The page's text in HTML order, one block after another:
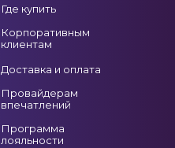
Где купить
Корпоративным
клиентам
Доставка и оплата
Провайдерам
впечатлений
Программа
лояльности